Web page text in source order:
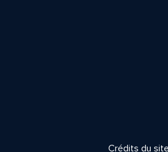
Crédits du site